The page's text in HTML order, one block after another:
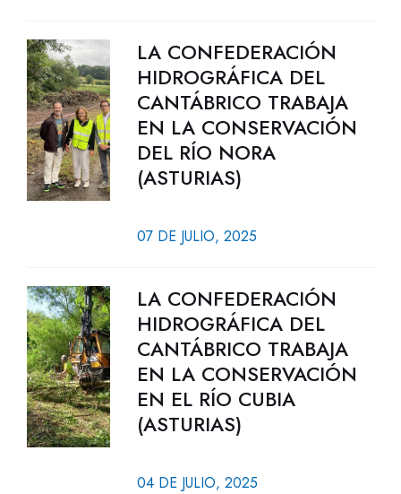
LA CONFEDERACIÓN
HIDROGRÁFICA DEL
CANTÁBRICO TRABAJA
EN LA CONSERVACIÓN
DEL RÍO NORA
(ASTURIAS)
07 DE JULIO, 2025
LA CONFEDERACIÓN
HIDROGRÁFICA DEL
CANTÁBRICO TRABAJA
EN LA CONSERVACIÓN
EN EL RÍO CUBIA
(ASTURIAS)
04 DE JULIO, 2025